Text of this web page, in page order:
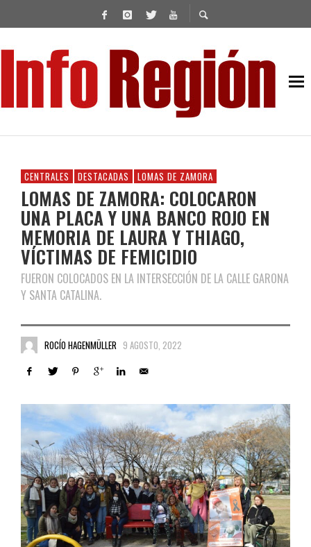
CENTRALES DESTACADAS LOMAS DE ZAMORA
LOMAS DE ZAMORA: COLOCARON
UNA PLACA Y UNA BANCO ROJO EN
MEMORIA DE LAURA Y THIAGO,
VÍCTIMAS DE FEMICIDIO
FUERON COLOCADOS EN LA INTERSECCIÓN DE LA CALLE GARONA
Y SANTA CATALINA.
ROCÍO HAGENMÜLLER 9 AGOSTO, 2022